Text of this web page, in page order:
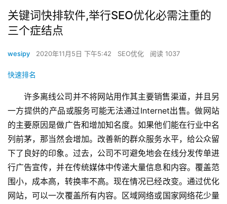
关键词快排软件,举行SEO优化必需注重的
三个症结点
wesipy 2020年11月5日 下午5:42 SEO优化 阅读 1037
快速排名
许多离线公司并不将网站用作其主要销售渠道，并且另
一方提供的产品或服务可能无法通过Internet出售。做网站
的主要原因是做广告和增加知名度。如果他们能在行业中名
列前茅，那当然会增加。改善新的群众服务水平，给公众留
下了良好的印象。过去，公司不可避免地会在线分发传单进
行广告宣传，并在传统媒体中传递大量信息和内容。覆盖范
围小，成本高，转换率不高。现在情况已经改变。通过优化
网站，可以一次覆盖所有内容。区域网络或国家网络花少量